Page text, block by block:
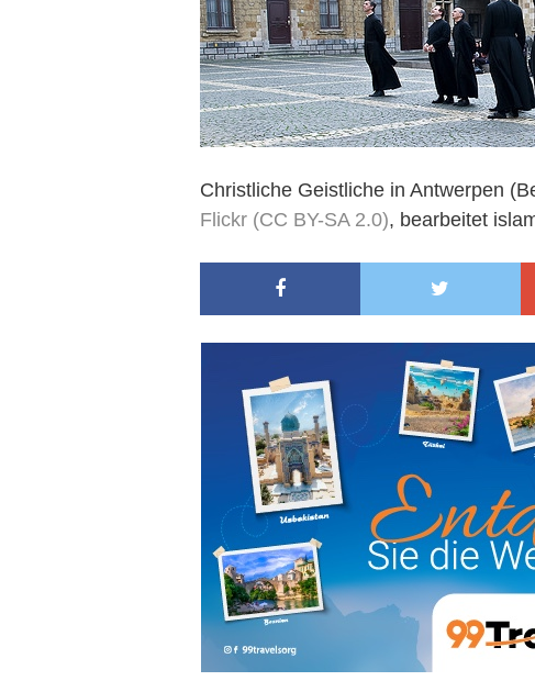
Christliche Geistliche in Antwerpen
Flickr (CC BY-SA 2.0), bearbeitet